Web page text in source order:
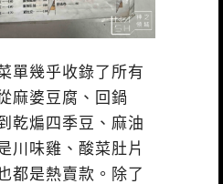
單幾乎收錄了所有
麻婆豆腐、回鍋
乾煸四季豆、麻油
川味雞、酸菜肚片
都是熱賣款。除了